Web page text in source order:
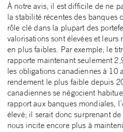
À notre avis, il est difficile de ne
la stabilité récentes des banques
rôle clé dans la plupart des
valorisations sont élevées et
en plus faibles. Par exemple, le
rapporte maintenant seulement
les obligations canadiennes à 10
rendement le plus faible depuis
canadiennes se négocient
rapport aux banques mondiales,
élevé; il serait donc surprenant
nous incite encore plus à